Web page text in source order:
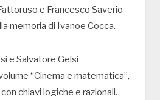
e Francesco Saverio
memoria di Ivanoe Cocca.
e Salvatore Gelsi
“Cinema e matematica”,
chiavi logiche e razionali.